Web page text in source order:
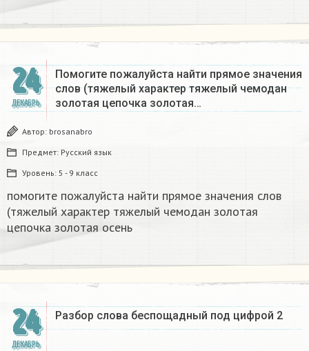
24
ДЕКАБРЬ
Помогите пожалуйста найти прямое значения
слов (тяжелый характер тяжелый чемодан
золотая цепочка золотая…
Автор: brosanabro
Предмет: Русский язык
Уровень: 5 - 9 класс
помогите пожалуйста найти прямое значения слов
(тяжелый характер тяжелый чемодан золотая
цепочка золотая осень
24
ДЕКАБРЬ
Разбор слова беспощадный под цифрой 2